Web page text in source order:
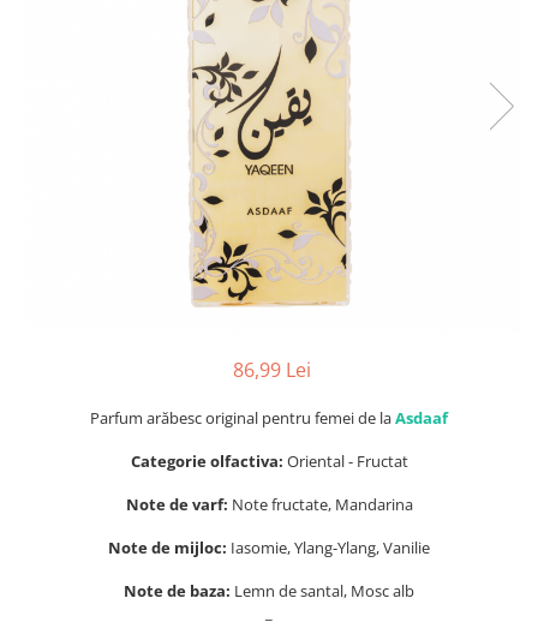
Wadi al Khaleej
86,99 Lei
Parfum arăbesc original pentru femei de laAsdaaf
Categorie olfactiva: Oriental - Fructat
Note de varf: Note fructate, Mandarina
Note de mijloc: Iasomie, Ylang-Ylang, Vanilie
Note de baza: Lemn de santal, Mosc alb